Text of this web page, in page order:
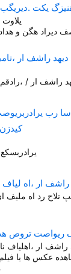
یکت
یلاوت
ديراد هگن و
دیهد راشف ار
راشف ار /
رب
کرحتم سکع Split یرادربسکع
راشف ار ،اه لیاف
تلاح رد اه ملیف
ریواصت تروص
راشف ار ،اهلياف
عکس ها یا